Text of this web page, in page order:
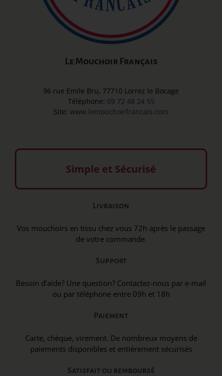
Le Mouchoir Français
96 rue Emile Bru, 77710 Lorrez le Bocage
Téléphone: 09 72 48 24 55
Site: www.lemouchoirfrancais.com
Simple et Sécurisé
Livraison
Vos mouchoirs en tissu chez vous 72h après le passage
de votre commande.
Support
Besoin d’aide? Une question? Contactez-nous par e-mail
ou par téléphone entre 09h et 18h
Paiement
Carte, chèque, virement. De nombreux moyens de
paiements disponibles et entièrement sécurisés
Satisfait ou remboursé